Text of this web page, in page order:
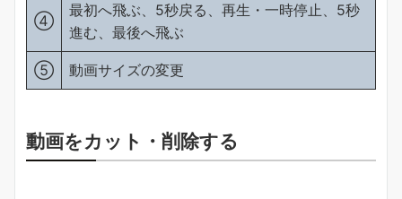
④
最初へ飛ぶ、5秒戻る、再生・一時停止、5秒
進む、最後へ飛ぶ
⑤ 動画サイズの変更
動画をカット・削除する